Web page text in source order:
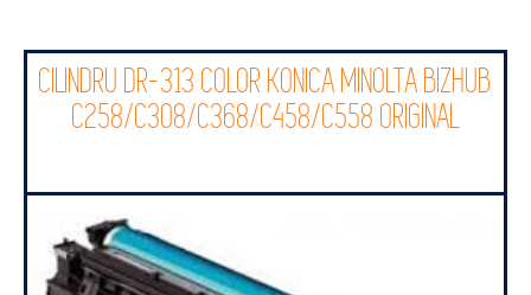
CILINDRU DR-313 COLOR KONICA MINOLTA BIZHUB
C258/C308/C368/C458/C558 ORIGINAL